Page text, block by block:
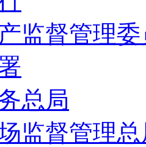
监督管理
总局
监督管理